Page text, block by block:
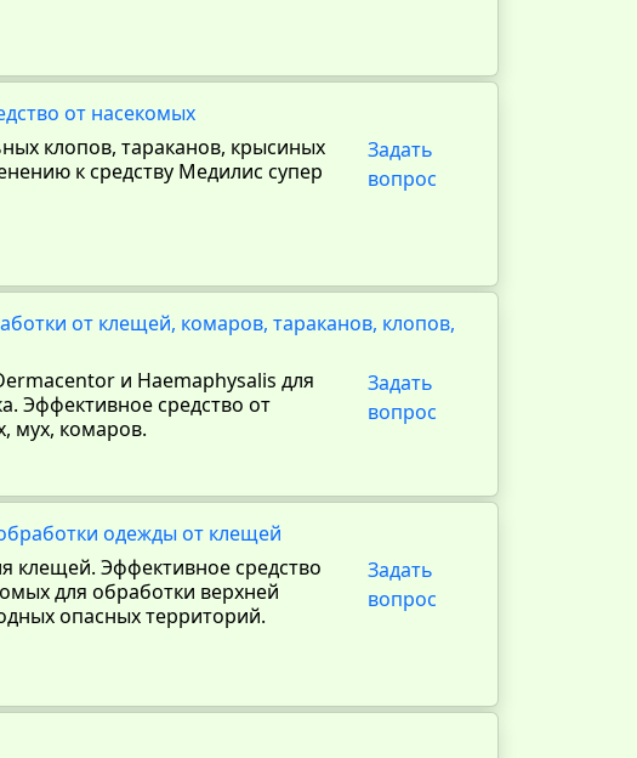
от насекомых
клопов, тараканов, крысиных
к средству Медилис супер
Задать
вопрос
от клещей, комаров, тараканов, клопов,
и Haemaphysalis для
Эффективное средство от
мух, комаров.
Задать
вопрос
одежды от клещей
клещей. Эффективное средство
для обработки верхней
опасных территорий.
Задать
вопрос